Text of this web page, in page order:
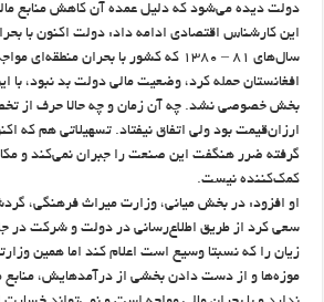
دولت دیده می‌شود که دلیل عمده آن کاهش منابع
این کارشناس اقتصادی ادامه داد: دولت اکنون با
سال‌های ۸۱ – ۱۳۸۰ که کشور با بحران
افغانستان حمله کرد، وضعیت مالی دولت بد نبود، با
بخش خصوصی نشد. چه آن زمان و چه حالا حرف از
ارزان‌قیمت بود ولی اتفاق نیفتاد. تسهیلاتی هم که
گرفته ضرر هنگفت این صنعت را جبران نمی‌کند و
کمک‌کننده نیست.
او افزود: در بخش میانی، وزارت میراث فرهنگی،
سعی کرد از طریق اطلاع‌رسانی در دولت و شرکت در
زیان را که نسبتا وسیع است اعلام کند اما همین
موزه‌ها و از دست دادن بخشی از درآمدهایش، منابع